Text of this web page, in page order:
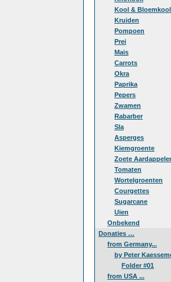
Kool & Bloemkool
Kruiden
Pompoen
Prei
Mais
Carrots
Okra
Paprika
Pepers
Zwamen
Rabarber
Sla
Asperges
Kiemgroente
Zoete
Tomaten
Wortelgroenten
Courgettes
Sugarcane
Uien
Onbekend
Donaties …
from Germany...
by Peter
Folder #01
from USA ...